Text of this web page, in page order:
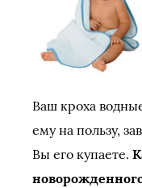
Ваш кроха
ему на пользу,
Вы его купаете.